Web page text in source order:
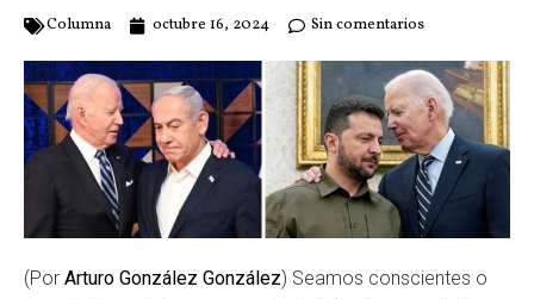
Columna octubre 16, 2024 Sin comentarios
(Por Arturo González González) Seamos conscientes o